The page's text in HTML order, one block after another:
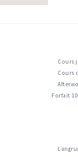
Cours
Cours
Forfait